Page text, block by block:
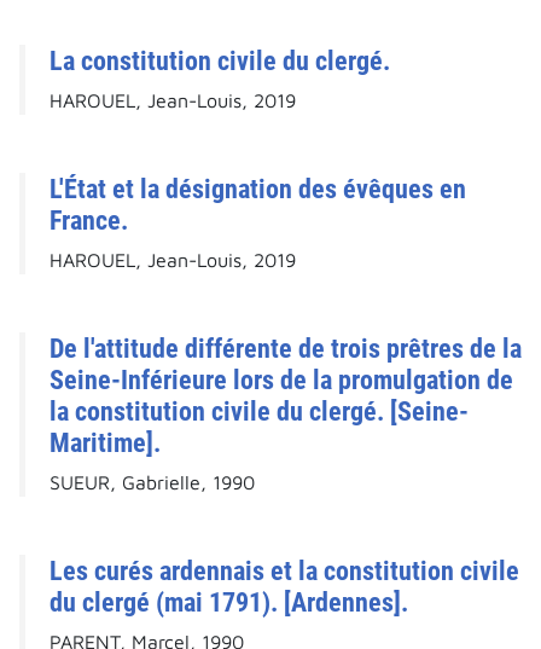
La constitution civile du clergé.
HAROUEL, Jean-Louis, 2019
L'État et la désignation des évêques en
France.
HAROUEL, Jean-Louis, 2019
De l'attitude différente de trois prêtres de la
Seine-Inférieure lors de la promulgation de
la constitution civile du clergé. [Seine-
Maritime].
SUEUR, Gabrielle, 1990
Les curés ardennais et la constitution civile
du clergé (mai 1791). [Ardennes].
PARENT, Marcel, 1990